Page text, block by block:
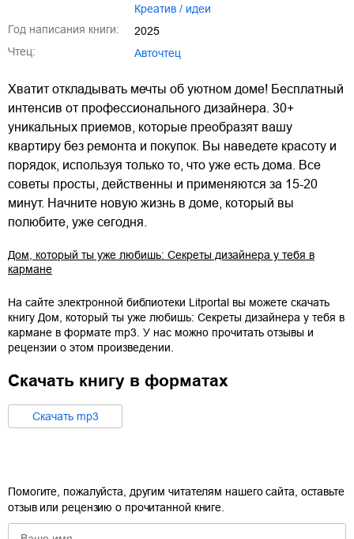
креатив / идеи
Год написания книги:
2025
Чтец:
Авточтец
Хватит откладывать мечты об уютном доме! Бесплатный
интенсив от профессионального дизайнера. 30+
уникальных приемов, которые преобразят вашу
квартиру без ремонта и покупок. Вы наведете красоту и
порядок, используя только то, что уже есть дома. Все
советы просты, действенны и применяются за 15-20
минут. Начните новую жизнь в доме, который вы
полюбите, уже сегодня.
Дом, который ты уже любишь: Секреты дизайнера у тебя в
кармане
На сайте электронной библиотеки Litportal вы можете скачать
книгу Дом, который ты уже любишь: Секреты дизайнера у тебя в
кармане в формате mp3 . У нас можно прочитать отзывы и
рецензии о этом произведении.
Скачать книгу в форматах
Cкачать mp3
Помогите, пожалуйста, другим читателям нашего сайта, оставьте
отзыв или рецензию о прочитанной книге.